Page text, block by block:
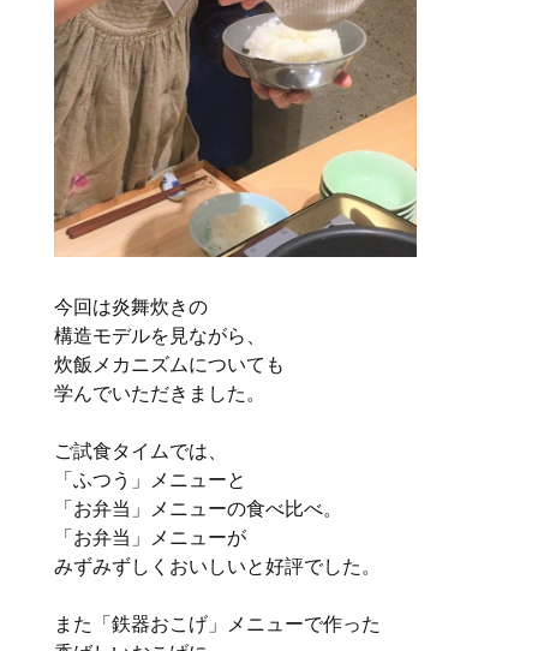
今回は炎舞炊きの
構造モデルを見ながら、
炊飯メカニズムについても
学んでいただきました。
ご試食タイムでは、
「ふつう」 メニューと
「お弁当」メニューの食べ比べ。
「お弁当」メニューが
みずみずしくおいしいと好評でした。
また「鉄器おこげ」メニューで作った